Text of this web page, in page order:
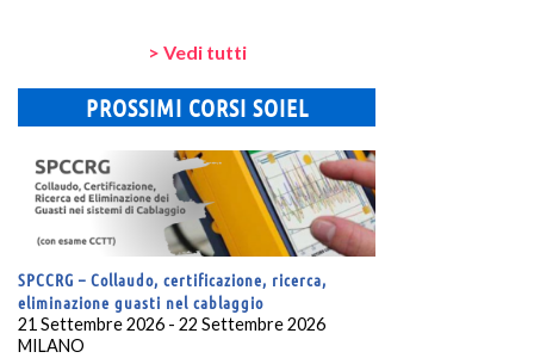
> Vedi tutti
PROSSIMI CORSI SOIEL
SPCCRG – Collaudo, certificazione, ricerca,
eliminazione guasti nel cablaggio
21 Settembre 2026 - 22 Settembre 2026
MILANO